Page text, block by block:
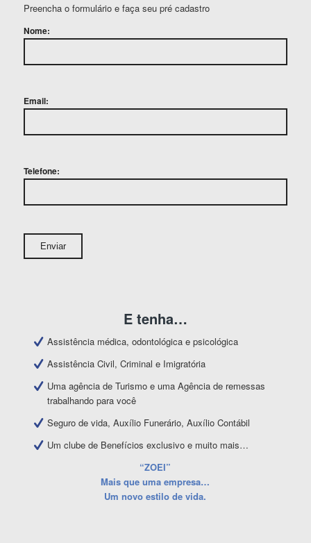
Preencha o formulário e faça seu pré cadastro
Nome:
Email:
Telefone:
E tenha…
Assistência médica, odontológica e psicológica
Assistência Civil, Criminal e Imigratória
Uma agência de Turismo e uma Agência de remessas
trabalhando para você
Seguro de vida, Auxílio Funerário, Auxílio Contábil
Um clube de Benefícios exclusivo e muito mais…
“ZOEI”
Mais que uma empresa…
Um novo estilo de vida.